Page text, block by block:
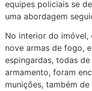
equipes policiais se
uma abordagem
No interior do imóvel,
nove armas de fogo,
espingardas, todas
armamento, foram
munições, também